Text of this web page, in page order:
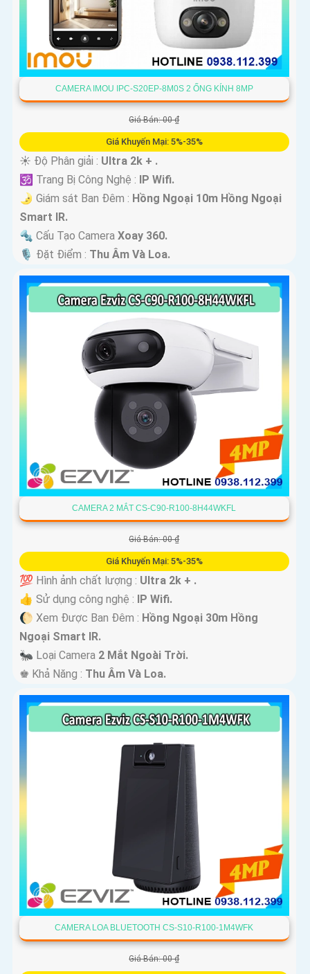
CAMERA IMOU IPC-S20EP-8M0S 2 ỐNG KÍNH 8MP
Giá Bán: 00 ₫
Giá Khuyến Mại: 5%-35%
☀️ Độ Phân giải : Ultra 2k + .
🕉️ Trang Bị Công Nghệ : IP Wifi.
🌛 Giám sát Ban Đêm : Hồng Ngoại 10m Hồng Ngoại
Smart IR.
🔩 Cấu Tạo Camera Xoay 360.
️🎙 Đặt Điểm : Thu Âm Và Loa.
CAMERA 2 MẮT CS-C90-R100-8H44WKFL
Giá Bán: 00 ₫
Giá Khuyến Mại: 5%-35%
💯 Hình ảnh chất lượng : Ultra 2k + .
👍 Sử dụng công nghệ : IP Wifi.
🌔 Xem Được Ban Đêm : Hồng Ngoại 30m Hồng
Ngoại Smart IR.
🐜 Loại Camera 2 Mắt Ngoài Trời.
️♚ Khả Năng : Thu Âm Và Loa.
CAMERA LOA BLUETOOTH CS-S10-R100-1M4WFK
Giá Bán: 00 ₫